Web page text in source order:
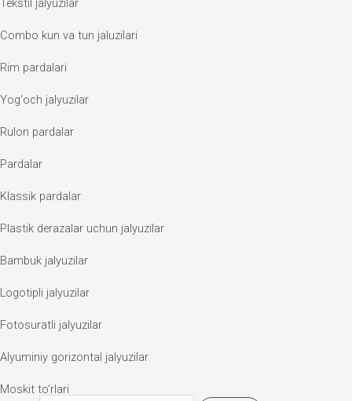
Tekstil jalyuzilar
Combo kun va tun jaluzilari
Rim pardalari
Yog‘och jalyuzilar
Rulon pardalar
Pardalar
Klassik pardalar
Plastik derazalar uchun jalyuzilar
Bambuk jalyuzilar
Logotipli jalyuzilar
Fotosuratli jalyuzilar
Alyuminiy gorizontal jalyuzilar
Moskit to‘rlari